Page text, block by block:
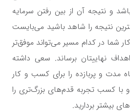
و نتیجه آن از بین رفتن سرمایه
نتیجه را شاهد باشید می‌بایست
شما در کدام مسیر می‌تواند موفق‌تر
نهاییتان برساند. سعی داشته
مدت و پربازده را برای کسب و کار
با کسب تجربه قدم‌های بزرگ‌تری را
بیشتر بردارید.